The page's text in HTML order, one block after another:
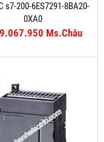
s7-200-6ES7291-8BA20-
0XA0
Ms.Châu